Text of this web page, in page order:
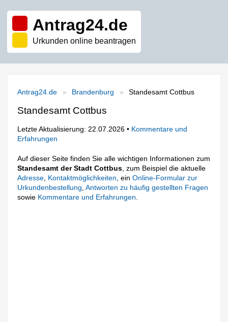
Antrag24.de
Urkunden online beantragen
Antrag24.de Brandenburg Standesamt Cottbus
Standesamt Cottbus
Letzte Aktualisierung: 22.07.2026 • Kommentare und
Erfahrungen
Auf dieser Seite finden Sie alle wichtigen Informationen zum
Standesamt der Stadt Cottbus , zum Beispiel die aktuelle
Adresse Kontaktmöglichkeiten , einOnline-Formular zur
Urkundenbestellung ,Antworten zu häufig gestellten Fragen
sowie Kommentare und Erfahrungen